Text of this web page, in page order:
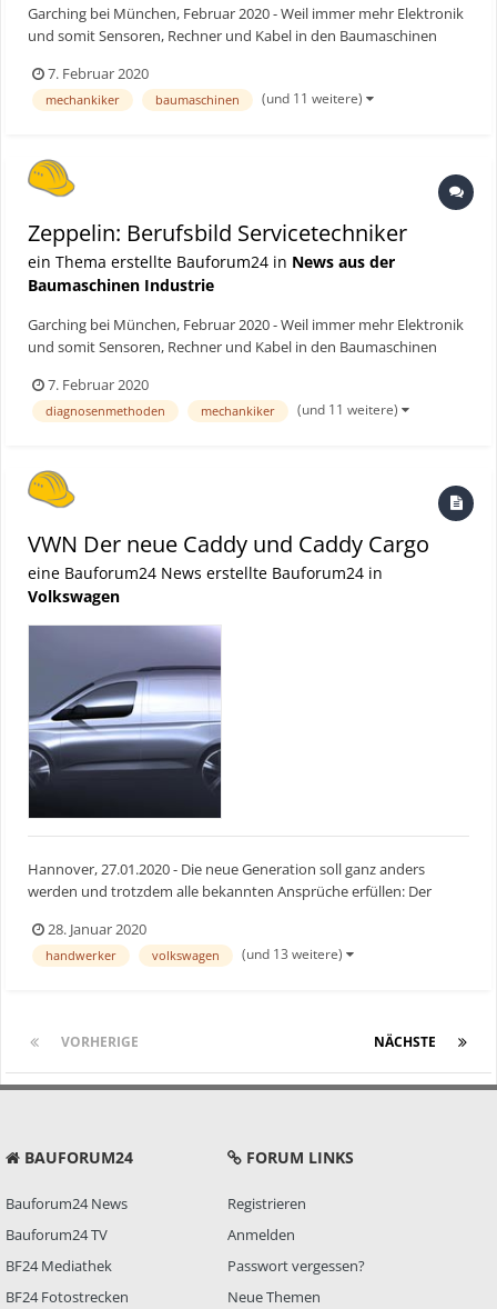
Garching bei München, Februar 2020 - Weil immer mehr Elektronik
und somit Sensoren, Rechner und Kabel in den Baumaschinen
Mechanikers zum Mechatroniker, der Baumaschinen wartet,
instand setzt oder repariert. Dabei spielen moderne Diagnoseme...
7. Februar 2020
mechankiker baumaschinen (und 11 weitere)
Zeppelin: Berufsbild Servicetechniker
ein Thema erstellte Bauforum24 in News aus der
Baumaschinen Industrie
Garching bei München, Februar 2020 - Weil immer mehr Elektronik
und somit Sensoren, Rechner und Kabel in den Baumaschinen
Mechanikers zum Mechatroniker, der Baumaschinen wartet,
instand setzt oder repariert. Dabei spielen moderne Diagnoseme...
7. Februar 2020
diagnosenmethoden mechankiker (und 11 weitere)
VWN Der neue Caddy und Caddy Cargo
eine Bauforum24 News erstellte Bauforum24 in
Volkswagen
Hannover, 27.01.2020 - Die neue Generation soll ganz anders
werden und trotzdem alle bekannten Ansprüche erfüllen: Der
Generation wird laut Hersteller ein völlig neues Auto. Keine
Schraube blieb unangetastet. Dennoch wird der neue Caddy
28. Januar 2020
handwerker volkswagen (und 13 weitere)
VORHERIGE NÄCHSTE
BAUFORUM24
Bauforum24 News
Bauforum24 TV
BF24 Mediathek
BF24 Fotostrecken
FORUM LINKS
Registrieren
Anmelden
Passwort vergessen?
Neue Themen